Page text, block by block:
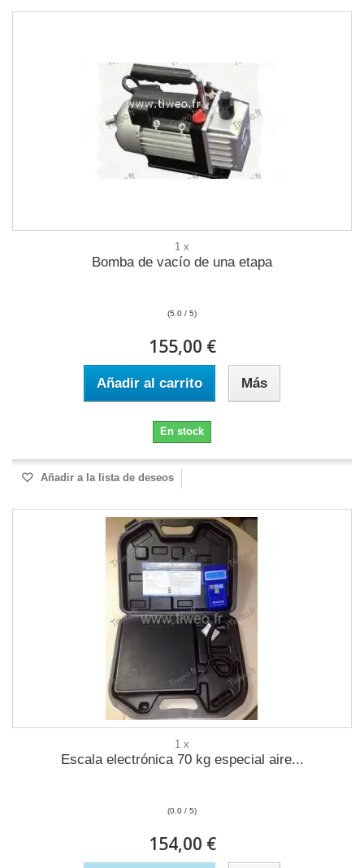
1 x
Bomba de vacío de una etapa
(5.0 / 5)
155,00 €
Añadir al carrito Más
En stock
Añadir a la lista de deseos
1 x
Escala electrónica 70 kg especial aire...
(0.0 / 5)
154,00 €